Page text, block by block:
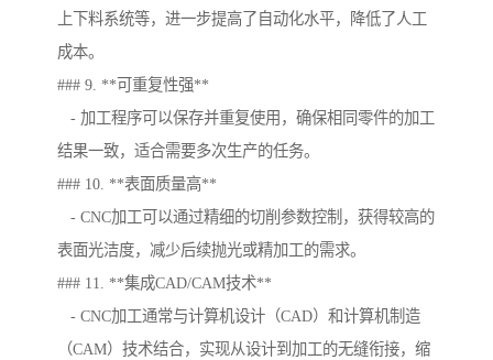
上下料系统等，进一步提高了自动化水平，降低了人工
成本。
### 9. **可重复性强**
- 加工程序可以保存并重复使用，确保相同零件的加工
结果一致，适合需要多次生产的任务。
### 10. **表面质量高**
- CNC加工可以通过精细的切削参数控制，获得较高的
表面光洁度，减少后续抛光或精加工的需求。
### 11. **集成CAD/CAM技术**
- CNC加工通常与计算机设计（CAD）和计算机制造
（CAM）技术结合，实现从设计到加工的无缝衔接，缩